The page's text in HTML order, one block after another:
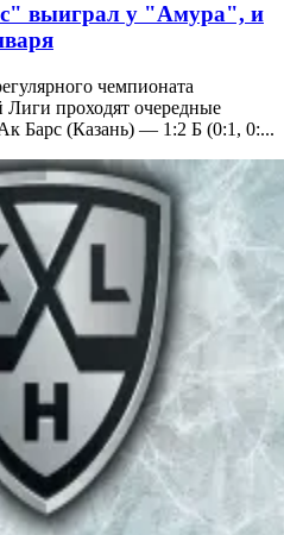
выиграл у "Амура", и
чемпионата
проходят очередные
Барс (Казань) — 1:2 Б (0:1, 0:...